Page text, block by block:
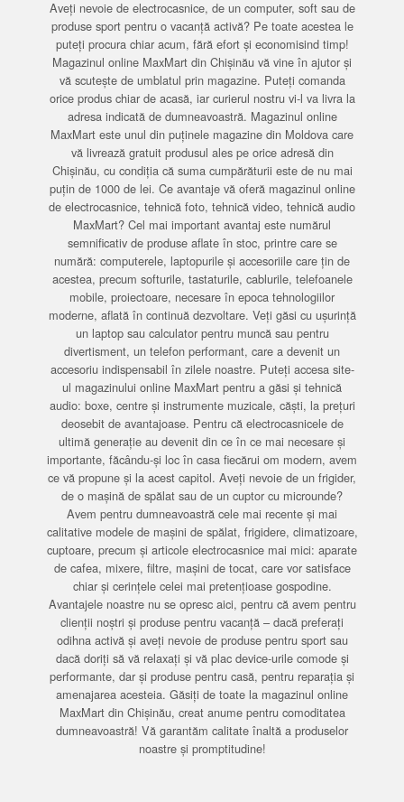
Aveți nevoie de electrocasnice, de un computer, soft sau de
produse sport pentru o vacanță activă? Pe toate acestea le
puteți procura chiar acum, fără efort și economisind timp!
Magazinul online MaxMart din Chișinău vă vine în ajutor și
vă scutește de umblatul prin magazine. Puteți comanda
orice produs chiar de acasă, iar curierul nostru vi-l va livra la
adresa indicată de dumneavoastră. Magazinul online
MaxMart este unul din puținele magazine din Moldova care
vă livrează gratuit produsul ales pe orice adresă din
Chișinău, cu condiția că suma cumpărăturii este de nu mai
puțin de 1000 de lei. Ce avantaje vă oferă magazinul online
de electrocasnice, tehnică foto, tehnică video, tehnică audio
MaxMart? Cel mai important avantaj este numărul
semnificativ de produse aflate în stoc, printre care se
numără: computerele, laptopurile și accesoriile care țin de
acestea, precum softurile, tastaturile, cablurile, telefoanele
mobile, proiectoare, necesare în epoca tehnologiilor
moderne, aflată în continuă dezvoltare. Veți găsi cu ușurință
un laptop sau calculator pentru muncă sau pentru
divertisment, un telefon performant, care a devenit un
accesoriu indispensabil în zilele noastre. Puteți accesa site-
ul magazinului online MaxMart pentru a găsi și tehnică
audio: boxe, centre și instrumente muzicale, căști, la prețuri
deosebit de avantajoase. Pentru că electrocasnicele de
ultimă generație au devenit din ce în ce mai necesare și
importante, făcându-și loc în casa fiecărui om modern, avem
ce vă propune și la acest capitol. Aveți nevoie de un frigider,
de o mașină de spălat sau de un cuptor cu microunde?
Avem pentru dumneavoastră cele mai recente și mai
calitative modele de mașini de spălat, frigidere, climatizoare,
cuptoare, precum și articole electrocasnice mai mici: aparate
de cafea, mixere, filtre, mașini de tocat, care vor satisface
chiar și cerințele celei mai pretențioase gospodine.
Avantajele noastre nu se opresc aici, pentru că avem pentru
clienții noștri și produse pentru vacanță – dacă preferați
odihna activă și aveți nevoie de produse pentru sport sau
dacă doriți să vă relaxați și vă plac device-urile comode și
performante, dar și produse pentru casă, pentru reparația și
amenajarea acesteia. Găsiți de toate la magazinul online
MaxMart din Chișinău, creat anume pentru comoditatea
dumneavoastră! Vă garantăm calitate înaltă a produselor
noastre și promptitudine!